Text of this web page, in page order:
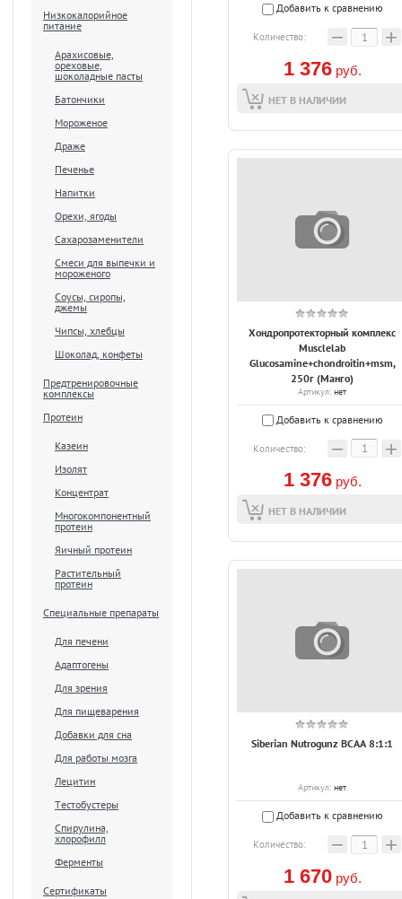
Низкокалорийное
питание
Арахисовые,
ореховые,
шоколадные пасты
Батончики
Мороженое
Драже
Печенье
Напитки
Орехи, ягоды
Сахарозаменители
Смеси для выпечки и
мороженого
Соусы, сиропы,
джемы
Чипсы, хлебцы
Шоколад, конфеты
Предтренировочные
комплексы
Протеин
Казеин
Изолят
Концентрат
Многокомпонентный
протеин
Яичный протеин
Растительный
протеин
Специальные препараты
Для печени
Адаптогены
Для зрения
Для пищеварения
Добавки для сна
Для работы мозга
Лецитин
Тестобустеры
Спирулина,
хлорофилл
Ферменты
Сертификаты
Добавить к сравнению
Количество: − +
1 376руб.
НЕТ В НАЛИЧИИ
Хондропротекторный комплекс
Musclelab
Glucosamine+chondroitin+msm,
250г (Манго)
Артикул: нет
Добавить к сравнению
Количество: − +
1 376руб.
НЕТ В НАЛИЧИИ
Siberian Nutrogunz BCAA 8:1:1
Артикул: нет
Добавить к сравнению
Количество: − +
1 670руб.